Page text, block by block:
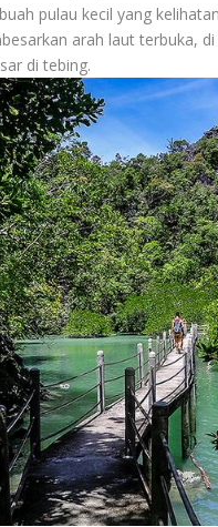
pulau kecil yang
arah laut terbuka,
di tebing.